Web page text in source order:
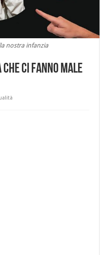
nostra infanzia
ci fanno male